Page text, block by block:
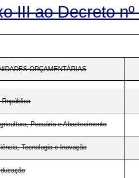
III ao Decreto
ORÇAMENTÁRIAS
República
Pecuária e Abastecimento
Tecnologia e Inovação